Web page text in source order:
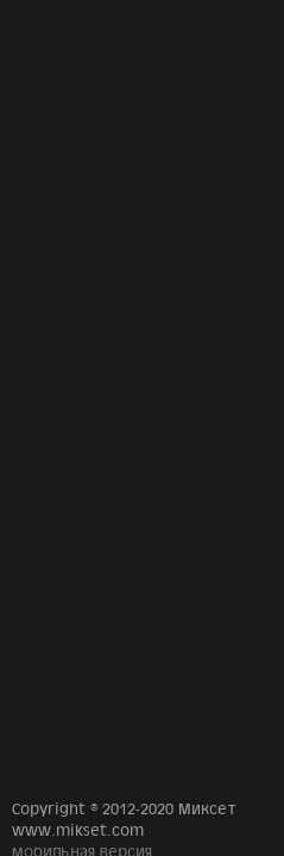
Copyright © 2012-2020 Миксет
www.mikset.com
мобильная версия